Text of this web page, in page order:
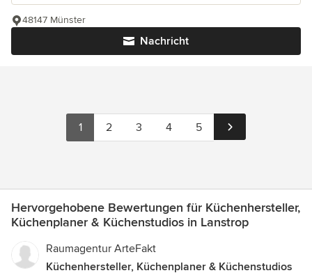
Nachricht
48147 Münster
1 2 3 4 5
Hervorgehobene Bewertungen für Küchenhersteller,
Küchenplaner & Küchenstudios in Lanstrop
Raumagentur ArteFakt
Küchenhersteller, Küchenplaner & Küchenstudios